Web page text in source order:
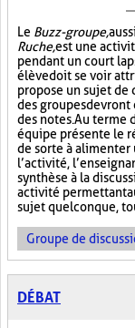
Le Buzz-groupe,
Ruche,est une
pendant un court
élève doit se voir
propose un sujet de
des groupes
des notes. Au terme
équipe présente le
de sorte à alimenter
l’activité,
synthèse à la
activité permettant
sujet quelconque,
Groupe de
DÉBAT